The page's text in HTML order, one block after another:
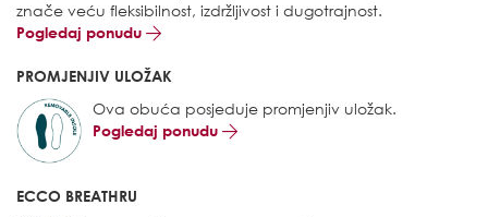
znače veću fleksibilnost, izdržljivost i dugotrajnost.
Pogledaj ponudu
PROMJENJIV ULOŽAK
Ova obuća posjeduje promjenjiv uložak.
Pogledaj ponudu
ECCO BREATHRU